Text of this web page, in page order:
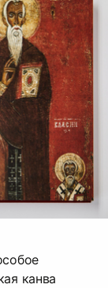
канва